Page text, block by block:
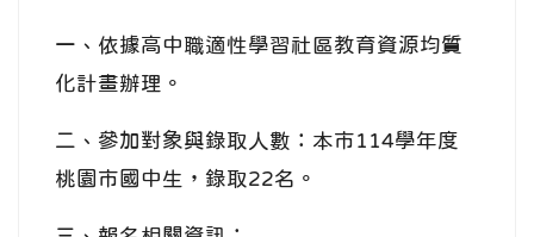
一、依據高中職適性學習社區教育資源均質
化計畫辦理。
二、參加對象與錄取人數：本市114學年度
桃園市國中生，錄取22名。